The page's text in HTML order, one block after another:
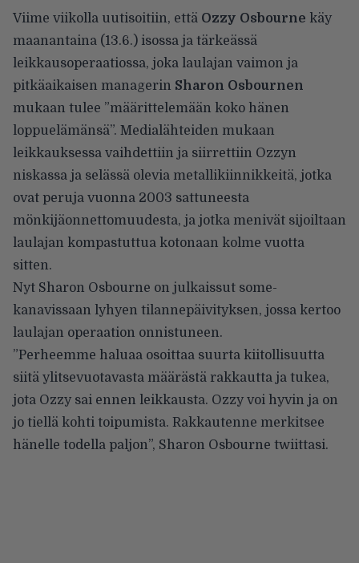
Viime viikolla uutisoitiin, että Ozzy Osbourne käy
maanantaina (13.6.) isossa ja tärkeässä
leikkausoperaatiossa, joka laulajan vaimon ja
pitkäaikaisen managerin Sharon Osbournen
mukaan tulee ”määrittelemään koko hänen
loppuelämänsä”. Medialähteiden mukaan
leikkauksessa vaihdettiin ja siirrettiin Ozzyn
niskassa ja selässä olevia metallikiinnikkeitä, jotka
ovat peruja vuonna 2003 sattuneesta
mönkijäonnettomuudesta, ja jotka menivät sijoiltaan
laulajan kompastuttua kotonaan kolme vuotta
sitten.
Nyt Sharon Osbourne on julkaissut some-
kanavissaan lyhyen tilannepäivityksen, jossa kertoo
laulajan operaation onnistuneen.
”Perheemme haluaa osoittaa suurta kiitollisuutta
siitä ylitsevuotavasta määrästä rakkautta ja tukea,
jota Ozzy sai ennen leikkausta. Ozzy voi hyvin ja on
jo tiellä kohti toipumista. Rakkautenne merkitsee
hänelle todella paljon”, Sharon Osbourne twiittasi.